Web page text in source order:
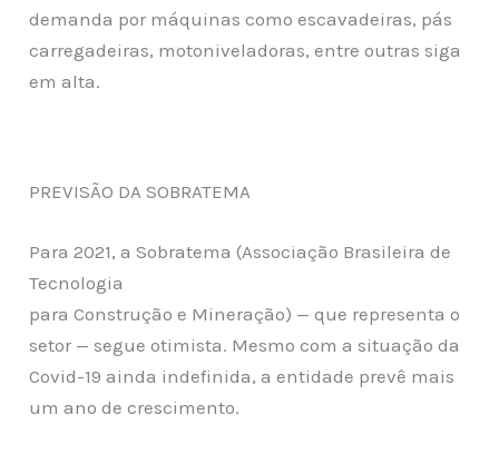
demanda por máquinas como escavadeiras, pás
carregadeiras, motoniveladoras, entre outras siga
em alta.
PREVISÃO DA SOBRATEMA
Para 2021, a Sobratema (Associação Brasileira de
Tecnologia
para Construção e Mineração) — que representa o
setor — segue otimista. Mesmo com a situação da
Covid-19 ainda indefinida, a entidade prevê mais
um ano de crescimento.